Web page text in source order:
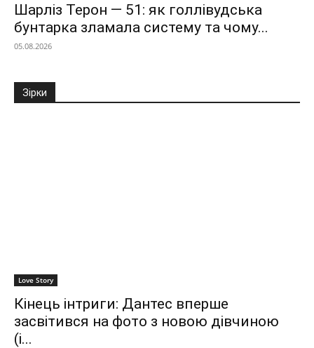
Шарліз Терон — 51: як голлівудська
бунтарка зламала систему та чому...
05.08.2026
Зірки
Love Story
Кінець інтриги: Дантес вперше
засвітився на фото з новою дівчиною
(і...